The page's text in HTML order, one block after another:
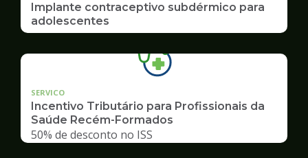
Implante contraceptivo subdérmico para
adolescentes
SERVICO
Incentivo Tributário para Profissionais da
Saúde Recém-Formados
50% de desconto no ISS